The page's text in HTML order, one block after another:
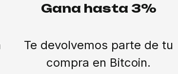
Gana hasta 3%
Te devolvemos parte de tu
compra en Bitcoin.